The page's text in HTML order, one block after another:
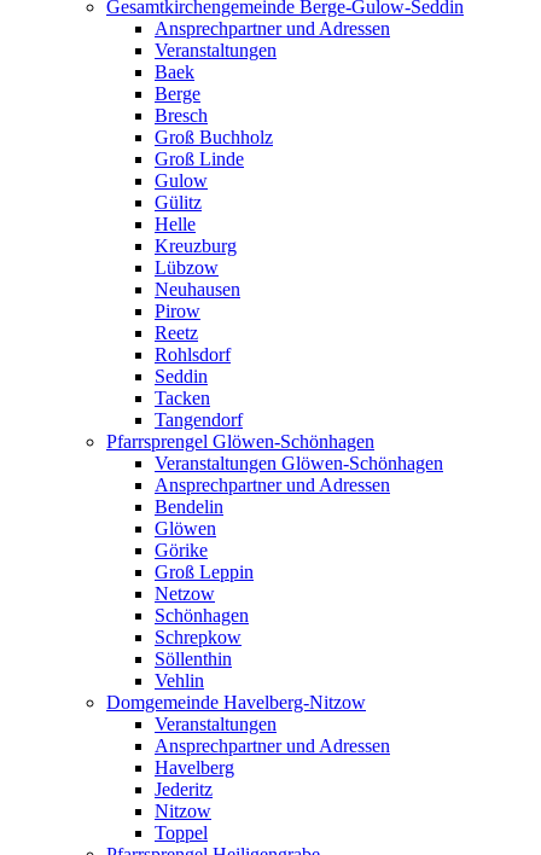
Gesamtkirchengemeinde Berge-Gulow-Seddin
Ansprechpartner und Adressen
Veranstaltungen
Baek
Berge
Bresch
Groß Buchholz
Groß Linde
Gulow
Gülitz
Helle
Kreuzburg
Lübzow
Neuhausen
Pirow
Reetz
Rohlsdorf
Seddin
Tacken
Tangendorf
Pfarrsprengel Glöwen-Schönhagen
Veranstaltungen Glöwen-Schönhagen
Ansprechpartner und Adressen
Bendelin
Glöwen
Görike
Groß Leppin
Netzow
Schönhagen
Schrepkow
Söllenthin
Vehlin
Domgemeinde Havelberg-Nitzow
Veranstaltungen
Ansprechpartner und Adressen
Havelberg
Jederitz
Nitzow
Toppel